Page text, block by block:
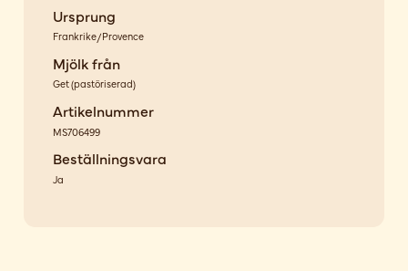
Ursprung
Frankrike/Provence
Mjölk från
Get(pastöriserad)
Artikelnummer
MS706499
Beställningsvara
Ja